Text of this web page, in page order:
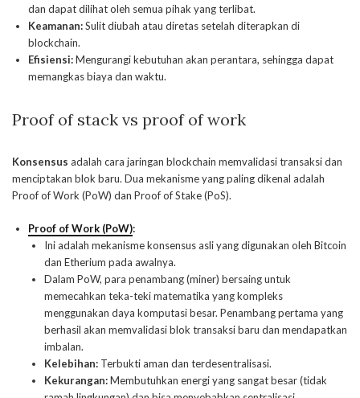
dan dapat dilihat oleh semua pihak yang terlibat.
Keamanan:Sulit diubah atau diretas setelah diterapkan di
blockchain.
Efisiensi:Mengurangi kebutuhan akan perantara, sehingga dapat
memangkas biaya dan waktu.
Proof of stack vs proof of work
Konsensus adalah cara jaringan blockchain memvalidasi transaksi dan
menciptakan blok baru. Dua mekanisme yang paling dikenal adalah
Proof of Work (PoW) dan Proof of Stake (PoS).
Proof of Work (PoW):
Ini adalah mekanisme konsensus asli yang digunakan oleh Bitcoin
dan Etherium pada awalnya.
Dalam PoW, para penambang (miner) bersaing untuk
memecahkan teka-teki matematika yang kompleks
menggunakan daya komputasi besar. Penambang pertama yang
berhasil akan memvalidasi blok transaksi baru dan mendapatkan
imbalan.
Kelebihan: Terbukti aman dan terdesentralisasi.
Kekurangan:Membutuhkan energi yang sangat besar (tidak